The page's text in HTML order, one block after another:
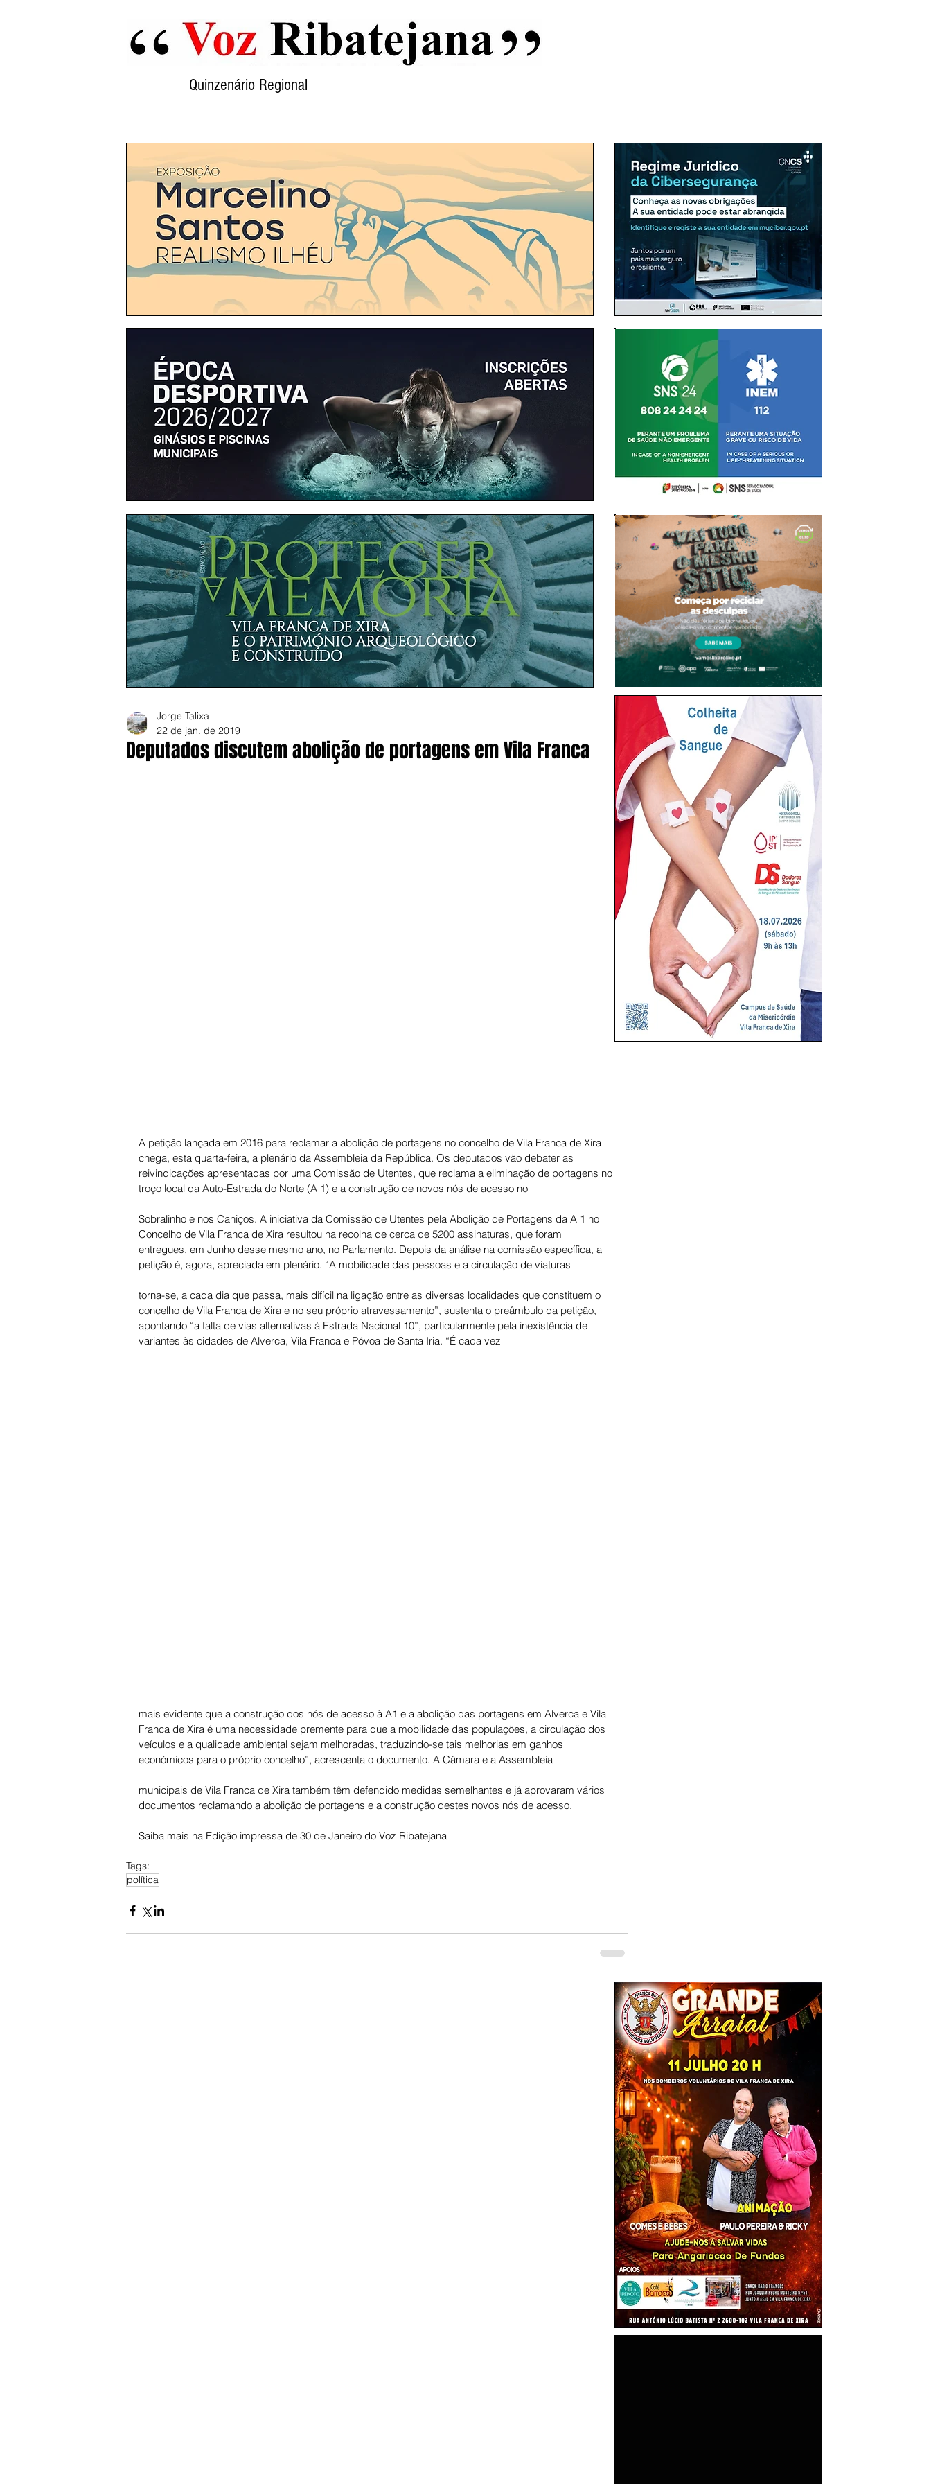
Quinzenário Regional
Deputados discutem abolição de portagens em Vila Franca
Jorge Talixa
22 de jan. de 2019
A petição lançada em 2016 para reclamar a abolição de portagens no concelho de Vila Franca de Xira
chega, esta quarta-feira, a plenário da Assembleia da República. Os deputados vão debater as
reivindicações apresentadas por uma Comissão de Utentes, que reclama a eliminação de portagens no
troço local da Auto-Estrada do Norte (A 1) e a construção de novos nós de acesso no
Sobralinho e nos Caniços. A iniciativa da Comissão de Utentes pela Abolição de Portagens da A 1 no
Concelho de Vila Franca de Xira resultou na recolha de cerca de 5200 assinaturas, que foram
entregues, em Junho desse mesmo ano, no Parlamento. Depois da análise na comissão específica, a
petição é, agora, apreciada em plenário. “A mobilidade das pessoas e a circulação de viaturas
torna-se, a cada dia que passa, mais difícil na ligação entre as diversas localidades que constituem o
concelho de Vila Franca de Xira e no seu próprio atravessamento”, sustenta o preâmbulo da petição,
apontando “a falta de vias alternativas à Estrada Nacional 10”, particularmente pela inexistência de
variantes às cidades de Alverca, Vila Franca e Póvoa de Santa Iria. “É cada vez
mais evidente que a construção dos nós de acesso à A1 e a abolição das portagens em Alverca e Vila
Franca de Xira é uma necessidade premente para que a mobilidade das populações, a circulação dos
veículos e a qualidade ambiental sejam melhoradas, traduzindo-se tais melhorias em ganhos
económicos para o próprio concelho”, acrescenta o documento. A Câmara e a Assembleia
municipais de Vila Franca de Xira também têm defendido medidas semelhantes e já aprovaram vários
documentos reclamando a abolição de portagens e a construção destes novos nós de acesso.
Saiba mais na Edição impressa de 30 de Janeiro do Voz Ribatejana
Tags:
política